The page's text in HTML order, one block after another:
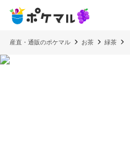
産直・通販のポケマル お茶 緑茶